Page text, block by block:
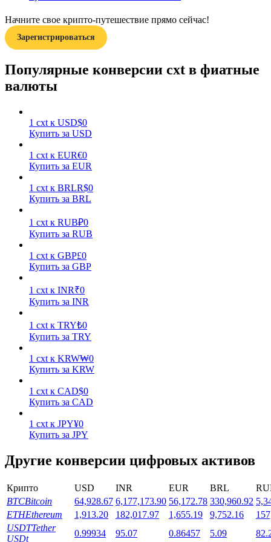
Заработок
Получайте конкурентные награды ежедневно
Стейкинг
Launchpool
Гибкая ставка для заработка популярных токенов
Начните свое крипто-путешествие прямо сейчас!
Зарегистрироваться
Популярные конверсии cxt в фиатные
валюты
1 cxt к USD$0
Купить за USD
1 cxt к EUR€0
Купить за EUR
1 cxt к BRLR$0
Купить за BRL
1 cxt к RUB₽0
Купить за RUB
1 cxt к GBP£0
Купить за GBP
1 cxt к INR₹0
Купить за INR
1 cxt к TRY₺0
Купить за TRY
1 cxt к KRW₩0
Купить за KRW
1 cxt к CAD$0
Купить за CAD
1 cxt к JPY¥0
Купить за JPY
Другие конверсии цифровых активов
Крипто USD INR EUR BRL
BTCBitcoin 64,928.67 6,177,173.90 56,172.78 330,960.92
ETHEthereum 1,913.20 182,017.97 1,655.19 9,752.16
USDTTether
USDt
0.99934 95.07 0.86457 5.09